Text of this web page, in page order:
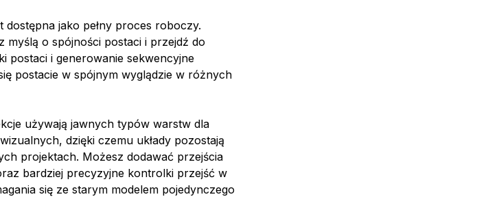
jako pełny proces roboczy.
myślą o spójności postaci i przejdź do
postaci i generowanie sekwencyjne
postacie w spójnym wyglądzie w różnych
używają jawnych typów warstw dla
dzięki czemu układy pozostają
projektach. Możesz dodawać przejścia
bardziej precyzyjne kontrolki przejść w
się ze starym modelem pojedynczego